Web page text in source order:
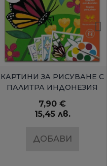
БЪРЗ ПРЕГЛЕД
КАРТИНИ ЗА РИСУВАНЕ С
ПАЛИТРА ИНДОНЕЗИЯ
7,90 €
15,45 лв.
ДОБАВИ